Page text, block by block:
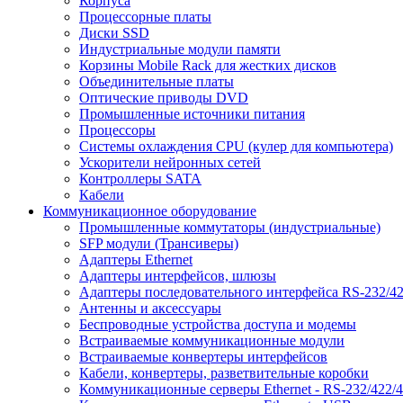
Процессорные платы
Диски SSD
Индустриальные модули памяти
Корзины Mobile Rack для жестких дисков
Объединительные платы
Оптические приводы DVD
Промышленные источники питания
Процессоры
Системы охлаждения CPU (кулер для компьютера)
Ускорители нейронных сетей
Контроллеры SATA
Кабели
Коммуникационное оборудование
Промышленные коммутаторы (индустриальные)
SFP модули (Трансиверы)
Адаптеры Ethernet
Адаптеры интерфейсов, шлюзы
Адаптеры последовательного интерфейса RS-232/
Антенны и аксессуары
Беспроводные устройства доступа и модемы
Встраиваемые коммуникационные модули
Встраиваемые конвертеры интерфейсов
Кабели, конвертеры, разветвительные коробки
Коммуникационные серверы Ethernet - RS-232/422/